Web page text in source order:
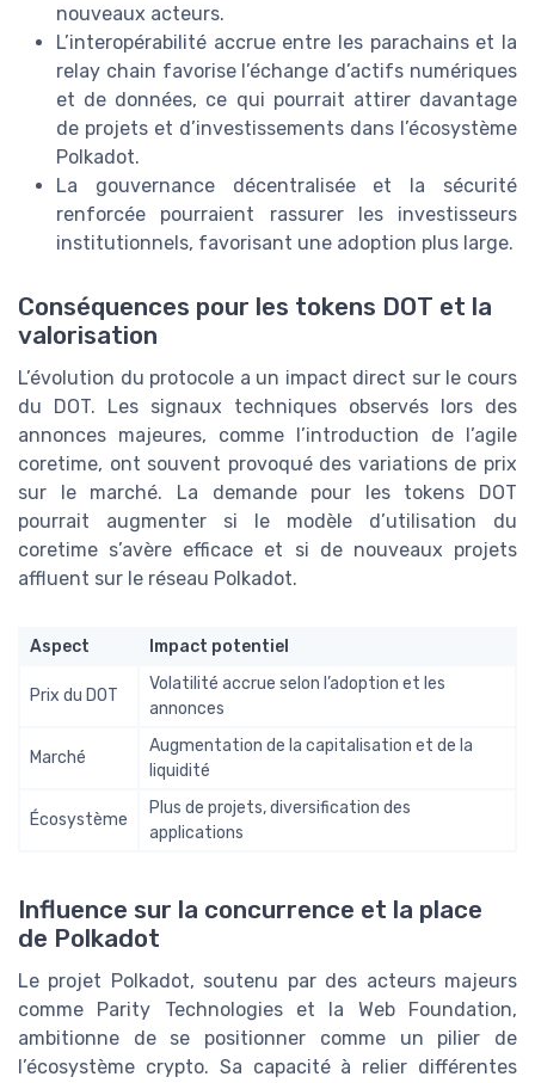
nouveaux acteurs.
L’interopérabilité accrue entre les parachains et la
relay chain favorise l’échange d’actifs numériques
et de données, ce qui pourrait attirer davantage
de projets et d’investissements dans l’écosystème
Polkadot.
La gouvernance décentralisée et la sécurité
renforcée pourraient rassurer les investisseurs
institutionnels, favorisant une adoption plus large.
Conséquences pour les tokens DOT et la
valorisation
L’évolution du protocole a un impact direct sur le cours
du DOT. Les signaux techniques observés lors des
annonces majeures, comme l’introduction de l’agile
coretime, ont souvent provoqué des variations de prix
sur le marché. La demande pour les tokens DOT
pourrait augmenter si le modèle d’utilisation du
coretime s’avère efficace et si de nouveaux projets
affluent sur le réseau Polkadot.
Aspect Impact potentiel
Prix du DOT
Volatilité accrue selon l’adoption et les
annonces
Marché
Augmentation de la capitalisation et de la
liquidité
Écosystème
Plus de projets, diversification des
applications
Influence sur la concurrence et la place
de Polkadot
Le projet Polkadot, soutenu par des acteurs majeurs
comme Parity Technologies et la Web Foundation,
ambitionne de se positionner comme un pilier de
l’écosystème crypto. Sa capacité à relier différentes